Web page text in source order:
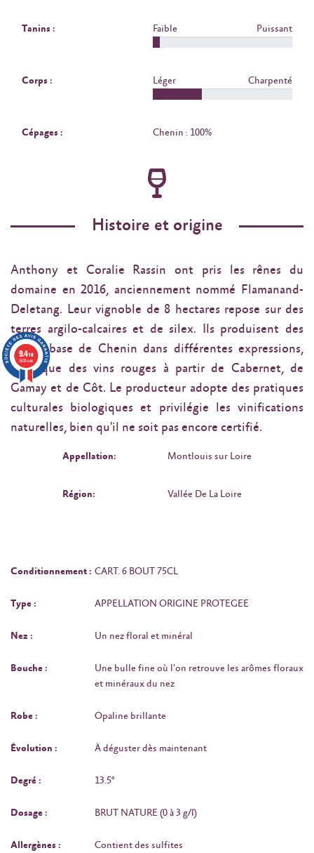
Tanins : Faible Puissant
Corps : Léger Charpenté
Cépages : Chenin : 100%
Histoire et origine
Anthony et Coralie Rassin ont pris les rênes du
domaine en 2016, anciennement nommé Flamanand-
Deletang. Leur vignoble de 8 hectares repose sur des
terres argilo-calcaires et de silex. Ils produisent des
vins à base de Chenin dans différentes expressions,
ainsi que des vins rouges à partir de Cabernet, de
Gamay et de Côt. Le producteur adopte des pratiques
culturales biologiques et privilégie les vinifications
naturelles, bien qu'il ne soit pas encore certifié.
Appellation: Montlouis sur Loire
Région: Vallée De La Loire
Conditionnement : CART. 6 BOUT 75CL
Type : APPELLATION ORIGINE PROTEGEE
Nez : Un nez floral et minéral
Bouche :
Une bulle fine où l'on retrouve les arômes floraux
et minéraux du nez
Robe : Opaline brillante
Évolution : À déguster dès maintenant
Degré : 13.5°
Dosage : BRUT NATURE (0 à 3 g/l)
Allergènes : Contient des sulfites
9.4/10
3638 avis